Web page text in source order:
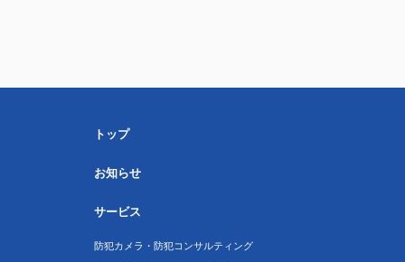
トップ
お知らせ
サービス
防犯カメラ・防犯コンサルティング